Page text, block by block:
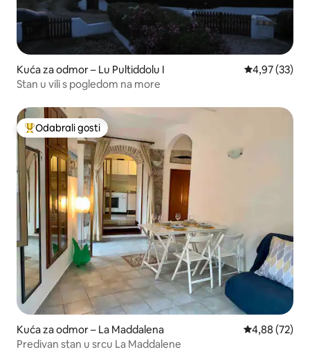
Kuća za odmor – Lu Pultiddolu I Prosječna
4,97 (33)
Stan u vili s pogledom na more
Među najviše rangiranima s oznakom „Odabrali gosti”
Odabrali gosti
Kuća za odmor – La Maddalena Prosječna
4,88 (72)
Predivan stan u srcu La Maddalene